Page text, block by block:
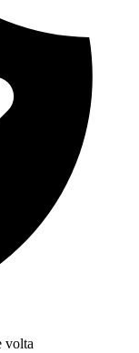
volta